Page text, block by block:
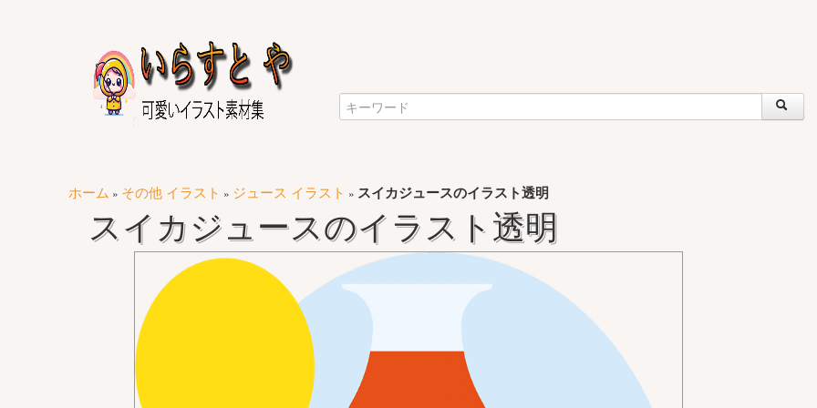
ホーム » その他 イラスト » ジュース イラスト » スイカジュースのイラスト透明
スイカジュースのイラスト透明